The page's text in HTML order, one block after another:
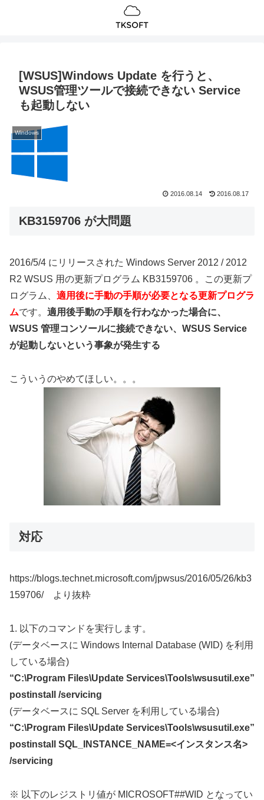
[WSUS]Windows Update を行うと、
WSUS管理ツールで接続できない Service
も起動しない
Windows
2016.08.14 2016.08.17
KB3159706 が大問題
2016/5/4 にリリースされた Windows Server 2012 / 2012
R2 WSUS 用の更新プログラム KB3159706 。この更新プ
ログラム、 適用後に手動の手順が必要となる更新プログラ
ムです。 適用後手動の手順を行わなかった場合に、
WSUS 管理コンソールに接続できない、WSUS Service
が起動しないという事象が発生する
こういうのやめてほしい。。。
対応
https://blogs.technet.microsoft.com/jpwsus/2016/05/26/kb3
159706/ より抜粋
1. 以下のコマンドを実行します。
(データベースに Windows Internal Database (WID) を利用
している場合)
“C:\Program Files\Update Services\Tools\wsusutil.exe”
postinstall /servicing
(データベースに SQL Server を利用している場合)
“C:\Program Files\Update Services\Tools\wsusutil.exe”
postinstall SQL_INSTANCE_NAME=<インスタンス名>
/servicing
※ 以下のレジストリ値が MICROSOFT##WID となってい